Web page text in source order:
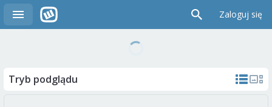
Zaloguj się
Tryb podglądu